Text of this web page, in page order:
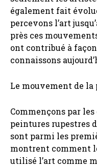
également fait
percevons l’art
près ces
ont contribué à
connaissons
Le mouvement de
Commençons par
peintures rupestres
sont parmi les
montrent comment
utilisé l’art comme